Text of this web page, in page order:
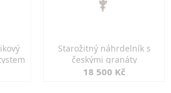
Starožitný náhrdelník s
českými granáty
18 500 Kč